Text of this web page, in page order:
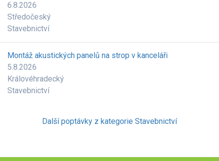
6.8.2026
Středočeský
Stavebnictví
Montáž akustických panelů na strop v kanceláři
5.8.2026
Královéhradecký
Stavebnictví
Další poptávky z kategorie Stavebnictví